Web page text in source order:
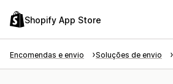
Shopify App Store
Encomendas e envio Soluções de envio